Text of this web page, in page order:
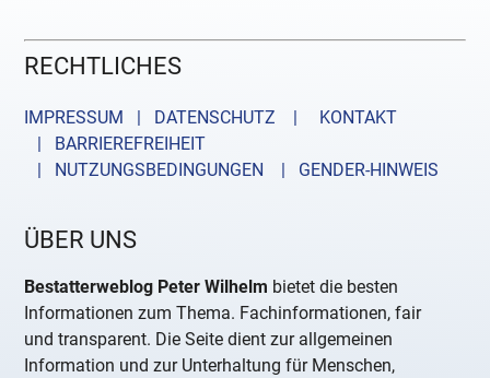
RECHTLICHES
IMPRESSUM | DATENSCHUTZ |
KONTAKT
| BARRIEREFREIHEIT
| NUTZUNGSBEDINGUNGEN
| GENDER-HINWEIS
ÜBER UNS
Bestatterweblog Peter Wilhelm bietet die besten
Informationen zum Thema. Fachinformationen, fair
und transparent. Die Seite dient zur allgemeinen
Information und zur Unterhaltung für Menschen,